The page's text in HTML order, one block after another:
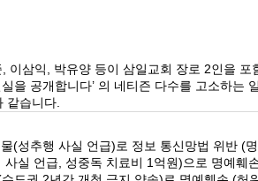
이삼익 박유양 등이 삼일교회 장로 2인을 포
실을 공개합니다’ 의 네티즌 다수를 고소하는
같습니다
(성추행 사실 언급)로 정보 통신망법 위반 (
사실 언급 성중독 치료비 1 억원)으로 명예훼